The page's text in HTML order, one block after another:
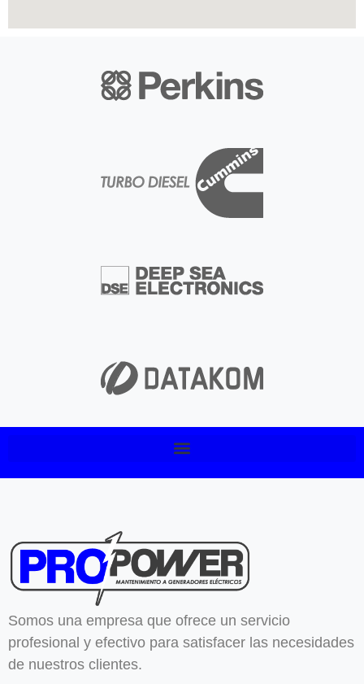
Somos una empresa que ofrece un servicio
profesional y efectivo para satisfacer las necesidades
de nuestros clientes.